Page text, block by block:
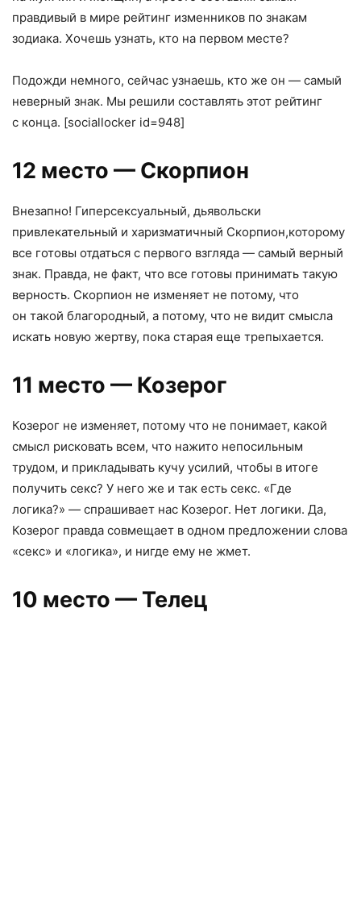
правдивый в мире рейтинг изменников по знакам
зодиака. Хочешь узнать, кто на первом месте?
Подожди немного, сейчас узнаешь, кто же он — самый
неверный знак. Мы решили составлять этот рейтинг
с конца. [sociallocker id=948]
12 место — Скорпион
Внезапно! Гиперсексуальный, дьявольски
привлекательный и харизматичный Скорпион,которому
все готовы отдаться с первого взгляда — самый верный
знак. Правда, не факт, что все готовы принимать такую
верность. Скорпион не изменяет не потому, что
он такой благородный, а потому, что не видит смысла
искать новую жертву, пока старая еще трепыхается.
11 место — Козерог
Козерог не изменяет, потому что не понимает, какой
смысл рисковать всем, что нажито непосильным
трудом, и прикладывать кучу усилий, чтобы в итоге
получить секс? У него же и так есть секс. «Где
логика?» — спрашивает нас Козерог. Нет логики. Да,
Козерог правда совмещает в одном предложении слова
«секс» и «логика», и нигде ему не жмет.
10 место — Телец